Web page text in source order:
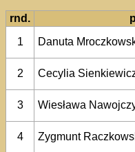
rnd.
1
Danuta
2
Cecylia
3
Wiesława
4
Zygmunt